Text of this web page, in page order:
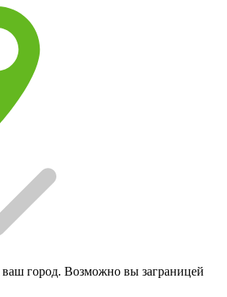
город. Возможно вы заграницей